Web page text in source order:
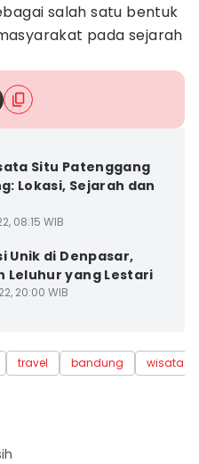
salah satu bentuk
pada sejarah
Situ Patenggang
Lokasi, Sejarah dan
08:15 WIB
Unik di Denpasar,
Leluhur yang Lestari
20:00 WIB
travel bandung
wisata